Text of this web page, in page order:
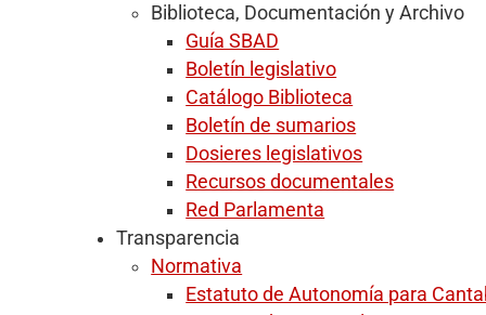
Biblioteca, Documentación y Archivo
Guía SBAD
Boletín legislativo
Catálogo Biblioteca
Boletín de sumarios
Dosieres legislativos
Recursos documentales
Red Parlamenta
Transparencia
Normativa
Estatuto de Autonomía para